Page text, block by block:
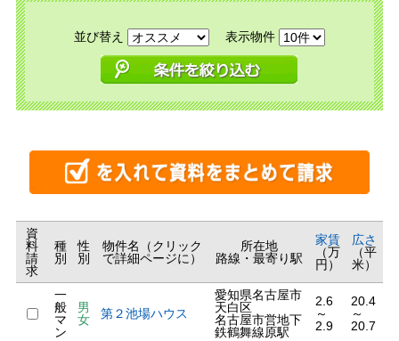
並び替え 表示物件
資
料
請
求
種
別
性
別
物件名（クリック
で詳細ページに）
所在地
路線・最寄り駅
家賃
（万
円）
広さ
（平
米）
一
般
マ
ン
男
女
第２池場ハウス
愛知県名古屋市
天白区
名古屋市営地下
鉄鶴舞線原駅
2.6
～
2.9
20.4
～
20.7